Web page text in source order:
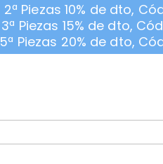
2ª Piezas 10% de dto,
3ª Piezas 15% de dto,
5ª Piezas 20% de dto,